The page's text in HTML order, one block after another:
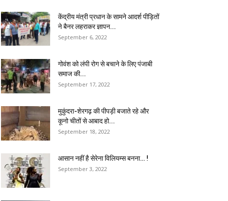
केंद्रीय मंत्री प्रधान के सामने आदर्श पीड़ितों
ने बैनर लहराकर ज्ञापन...
September 6, 2022
गोवंश को लंपी रोग से बचाने के लिए पंजाबी
समाज की...
September 17, 2022
मुकुंदरा-शेरगढ़ की पीपड़ी बजाते रहे और
कूनो चीतों से आबाद हो...
September 18, 2022
आसान नहीं है सेरेना विलियम्स बनना… !
September 3, 2022